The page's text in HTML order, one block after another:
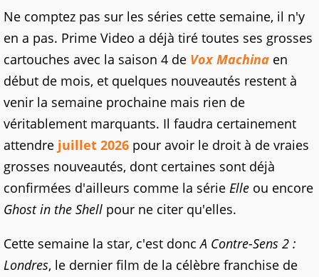
Ne comptez pas sur les séries cette semaine, il n'y
en a pas. Prime Video a déjà tiré toutes ses grosses
cartouches avec la saison 4 de Vox Machina en
début de mois, et quelques nouveautés restent à
venir la semaine prochaine mais rien de
véritablement marquants. Il faudra certainement
attendre juillet 2026 pour avoir le droit à de vraies
grosses nouveautés, dont certaines sont déjà
confirmées d'ailleurs comme la série Elle ou encore
Ghost in the Shell pour ne citer qu'elles.
Cette semaine la star, c'est doncA Contre-Sens 2 :
Londres, le dernier film de la célèbre franchise de